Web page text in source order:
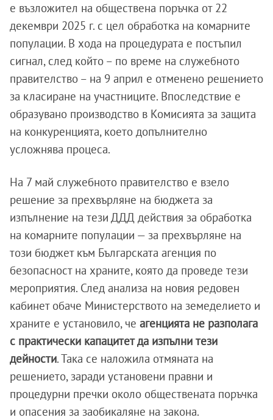
е възложител на обществена поръчка от 22
декември 2025 г. с цел обработка на комарните
популации. В хода на процедурата е постъпил
сигнал, след който – по време на служебното
правителство – на 9 април е отменено решението
за класиране на участниците. Впоследствие е
образувано производство в Комисията за защита
на конкуренцията, което допълнително
усложнява процеса.
На 7 май служебното правителство е взело
решение за прехвърляне на бюджета за
изпълнение на тези ДДД действия за обработка
на комарните популации — за прехвърляне на
този бюджет към Българската агенция по
безопасност на храните, която да проведе тези
мероприятия. След анализа на новия редовен
кабинет обаче Министерството на земеделието и
храните е установило, че агенцията не разполага
с практически капацитет да изпълни тези
дейности. Така се наложила отмяната на
решението, заради установени правни и
процедурни пречки около обществената поръчка
и опасения за заобикаляне на закона.